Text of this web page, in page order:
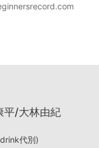
平/大林由紀
代別)